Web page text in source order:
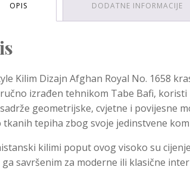
OPIS DODATNE INFORMACIJE
Kilim Dizajn Afghan Royal No. 1658
izrađen tehnikom Tabe Bafi,
geometrijske, cvjetne i povijesne
tkanih tepiha zbog svoje jedinstvene
kilimi poput ovog visoko su
ga savršenim za moderne ili klasične